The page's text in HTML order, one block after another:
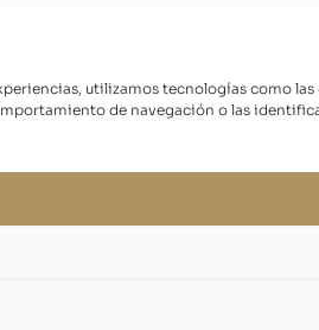
utilizamos tecnologías como
de navegación o las